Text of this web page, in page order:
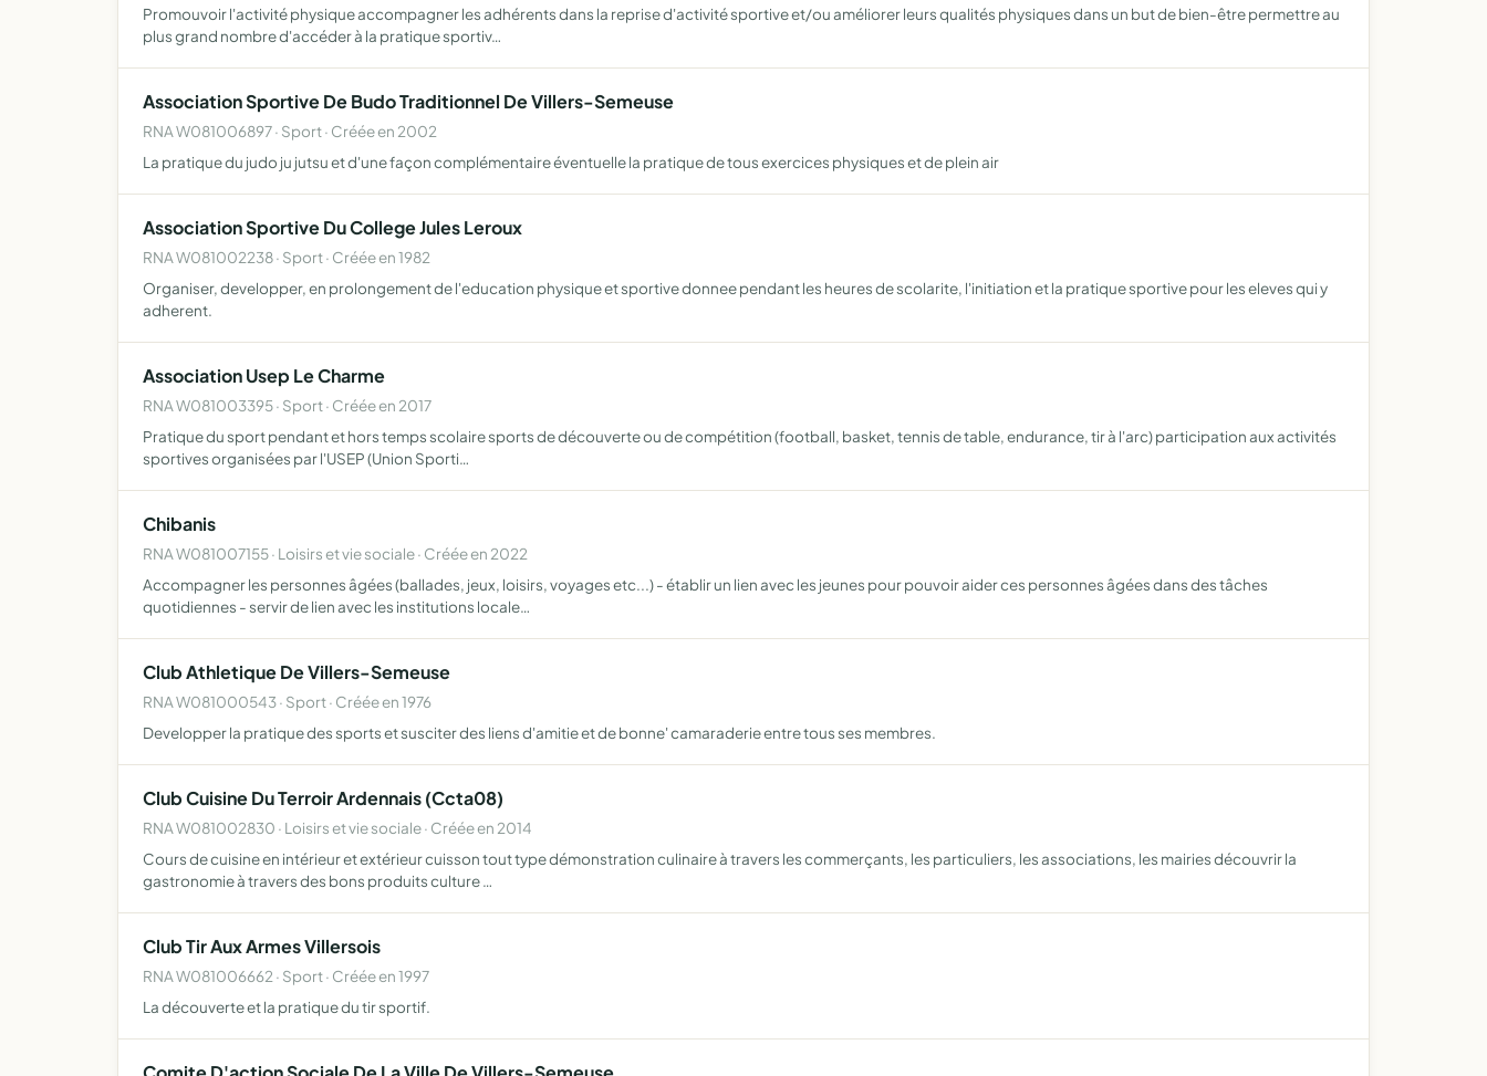
Promouvoir l'activité physique accompagner les adhérents dans la reprise d'activité sportive et/ou améliorer leurs qualités physiques dans un but de bien-être permettre au
plus grand nombre d'accéder à la pratique sportiv…
Association Sportive De Budo Traditionnel De Villers-Semeuse
RNA W081006897 · Sport · Créée en 2002
La pratique du judo ju jutsu et d'une façon complémentaire éventuelle la pratique de tous exercices physiques et de plein air
Association Sportive Du College Jules Leroux
RNA W081002238 · Sport · Créée en 1982
Organiser, developper, en prolongement de l'education physique et sportive donnee pendant les heures de scolarite, l'initiation et la pratique sportive pour les eleves qui y
adherent.
Association Usep Le Charme
RNA W081003395 · Sport · Créée en 2017
Pratique du sport pendant et hors temps scolaire sports de découverte ou de compétition (football, basket, tennis de table, endurance, tir à l'arc) participation aux activités
sportives organisées par l'USEP (Union Sporti…
Chibanis
RNA W081007155 · Loisirs et vie sociale · Créée en 2022
Accompagner les personnes âgées (ballades, jeux, loisirs, voyages etc...) - établir un lien avec les jeunes pour pouvoir aider ces personnes âgées dans des tâches
quotidiennes - servir de lien avec les institutions locale…
Club Athletique De Villers-Semeuse
RNA W081000543 · Sport · Créée en 1976
Developper la pratique des sports et susciter des liens d'amitie et de bonne' camaraderie entre tous ses membres.
Club Cuisine Du Terroir Ardennais (Ccta08)
RNA W081002830 · Loisirs et vie sociale · Créée en 2014
Cours de cuisine en intérieur et extérieur cuisson tout type démonstration culinaire à travers les commerçants, les particuliers, les associations, les mairies découvrir la
gastronomie à travers des bons produits culture …
Club Tir Aux Armes Villersois
RNA W081006662 · Sport · Créée en 1997
La découverte et la pratique du tir sportif.